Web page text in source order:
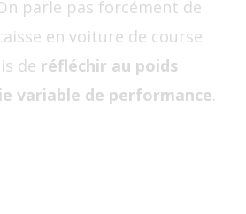
parle pas forcément de
en voiture de course
de réfléchir au poids
variable de performance.